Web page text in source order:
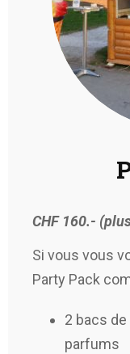
CHF 160.-
Si vous vous
Party Pack
2 bacs
parfums